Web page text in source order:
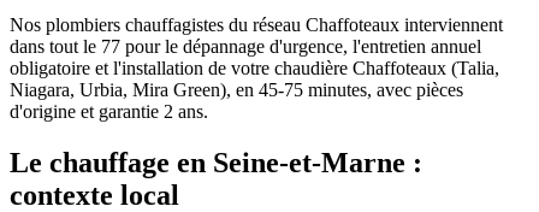
Nos plombiers chauffagistes du réseau Chaffoteaux interviennent
dans tout le 77 pour le dépannage d'urgence, l'entretien annuel
obligatoire et l'installation de votre chaudière Chaffoteaux (Talia,
Niagara, Urbia, Mira Green), en 45-75 minutes, avec pièces
d'origine et garantie 2 ans.
Le chauffage en Seine-et-Marne :
contexte local